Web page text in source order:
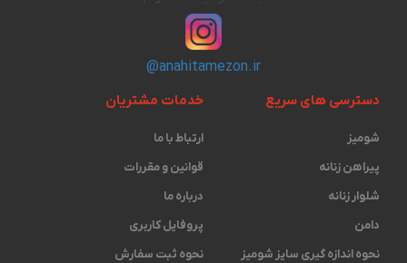
@anahitamezon.ir
دسترسی های سریع
شومیز
پیراهن زنانه
شلوار زنانه
دامن
نحوه اندازه گیری ‫سایز شومیز
خدمات مشتریان
ارتباط با ما
قوانین و مقررات
درباره ما
پروفایل کاربری
نحوه ثبت سفارش